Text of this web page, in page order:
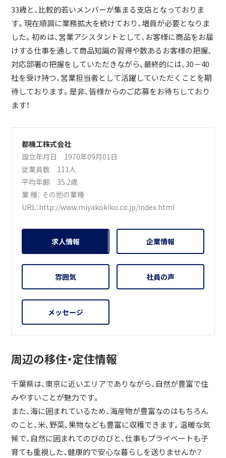
33歳と、比較的若いメンバーが集まる支店となっておりま
す。現在順調に業務拡大を続けており、増員が必要となりま
した。初めは、営業アシスタントとして、お客様に商品をお届
けする仕事を通して商品知識の習得や数あるお客様の把握、
対応部署の把握をしていただきながら、最終的には、30－40
社を受け持つ、営業担当者として活躍していただくことを期
待しております。是非、皆様からのご応募をお待ちしており
ます！
都機工株式会社
設立年月日 1970年09月01日
従業員数 111人
平均年齢 35.2歳
業 種： その他の業種
URL：http://www.miyakokiko.co.jp/index.html
求人情報 企業情報
雰囲気 社員の声
メッセージ
周辺の移住・定住情報
千葉県は、東京に近いエリアでありながら、自然が豊富で住
みやすいことが魅力です。
また、海に囲まれているため、海産物が豊富なのはもちろん
のこと、米、野菜、果物なども豊富に収穫できます。温暖な気
候で、自然に囲まれてのびのびと、仕事もプライベートも子
育ても重視した、健康的で安心な暮らしを送りませんか？